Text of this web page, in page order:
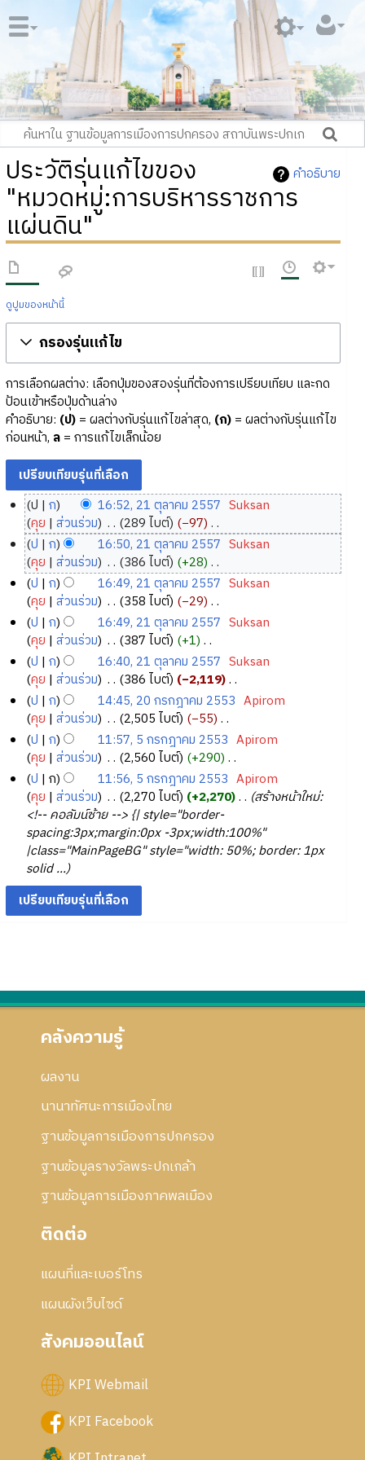
คำอธิบาย
ประวัติรุ่นแก้ไขของ
"หมวดหมู่:การบริหารราชการ
แผ่นดิน"
ดูปูมของหน้านี้
กรองรุ่นแก้ไข
การเลือกผลต่าง: เลือกปุ่มของสองรุ่นที่ต้องการเปรียบเทียบ และกด
ป้อนเข้าหรือปุ่มด้านล่าง
คำอธิบาย: (ป)= ผลต่างกับรุ่นแก้ไขล่าสุด, (ก)= ผลต่างกับรุ่นแก้ไข
ก่อนหน้า, ล= การแก้ไขเล็กน้อย
1
ล
ค
2
5
7
ป ก 16:52, 21 ตุลาคม 2557 Suksan
คุย ส่วนร่วม ‎ 289 ไบต์ −97 ‎
ไ
ม่
มี
ค
ว
า
ม
ย่
อ
ก
า
ร
แ
ก้
ไ
ข
ป ก 16:50, 21 ตุลาคม 2557 Suksan
คุย ส่วนร่วม ‎ 386 ไบต์ +28 ‎
ไ
ม่
มี
ค
ว
า
ม
ย่
อ
ก
า
ร
แ
ก้
ไ
ข
ป ก 16:49, 21 ตุลาคม 2557 Suksan
คุย ส่วนร่วม ‎ 358 ไบต์ −29 ‎
ไ
ม่
มี
ค
ว
า
ม
ย่
อ
ก
า
ร
แ
ก้
ไ
ข
ป ก 16:49, 21 ตุลาคม 2557 Suksan
คุย ส่วนร่วม ‎ 387 ไบต์ +1 ‎
ไ
ม่
มี
ค
ว
า
ม
ย่
อ
ก
า
ร
แ
ก้
ไ
ป ก 16:40, 21 ตุลาคม 2557 Suksan
คุย ส่วนร่วม ‎ 386 ไบต์ −2,119 ‎
ไ
ม่
มี
ค
ว
า
ม
ย่
อ
ก
า
ร
แ
0
ร
2
5
ป ก 14:45, 20 กรกฎาคม 2553 Apirom
คุย ส่วนร่วม ‎ 2,505 ไบต์ −55 ‎
ไ
ม่
มี
ค
ว
า
ม
ย่
อ
ก
า
ไ
ข
ก
ม
2
ป ก 11:57, 5 กรกฎาคม 2553 Apirom
คุย ส่วนร่วม ‎ 2,560 ไบต์ +290 ‎
ไ
ม่
มี
ค
ว
า
ม
ย่
อ
แ
ก้
ป ก 11:56, 5 กรกฎาคม 2553 Apirom
คุย ส่วนร่วม ‎ 2,270 ไบต์ +2,270 ‎
สร้างหน้าใหม่:
<!-- คอลัมน์ซ้าย --> {| style="border-
spacing:3px;margin:0px -3px;width:100%"
|class="MainPageBG" style="width: 50%; border: 1px
solid ...
คลังความรู้
ผลงาน
นานาทัศนะการเมืองไทย
ฐานข้อมูลการเมืองการปกครอง
ฐานข้อมูลรางวัลพระปกเกล้า
ฐานข้อมูลการเมืองภาคพลเมือง
ติดต่อ
แผนที่และเบอร์โทร
แผนผังเว็บไซด์
สังคมออนไลน์
KPI Webmail
KPI Facebook